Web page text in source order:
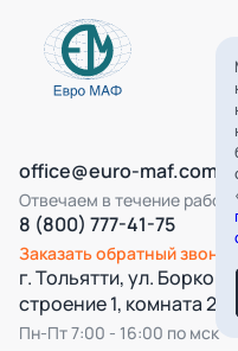
office@euro-maf.com
Отвечаем в течение
8 (800) 777-41-75
Заказать обратный звонок
г. Тольятти, ул.
строение 1, комната 22
Пн-Пт 7:00 - 16:00 по мск